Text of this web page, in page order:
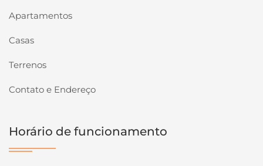
Apartamentos
Casas
Terrenos
Contato e Endereço
Horário de funcionamento